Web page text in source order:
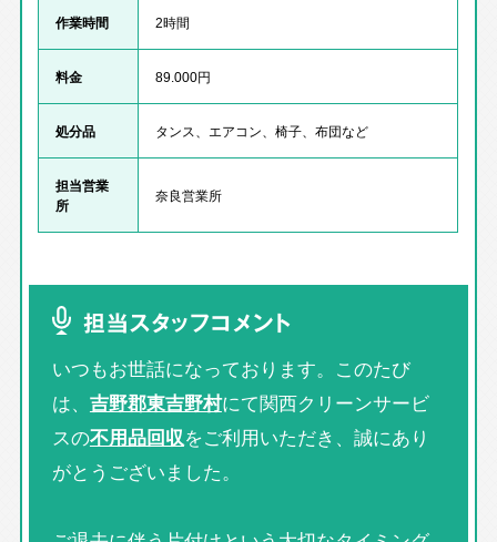
作業時間 2時間
料金 89.000円
処分品 タンス、エアコン、椅子、布団など
担当営業
所
奈良営業所
担当スタッフコメント
いつもお世話になっております。このたび
は、 吉野郡東吉野村にて関西クリーンサービ
スの不用品回収をご利用いただき、誠にあり
がとうございました。